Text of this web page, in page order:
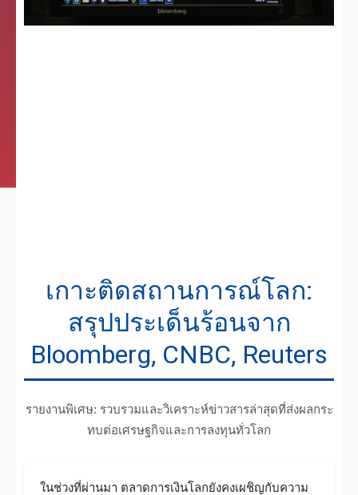
เกาะติดสถานการณ์โลก:
สรุปประเด็นร้อนจาก
Bloomberg, CNBC, Reuters
รายงานพิเศษ: รวบรวมและวิเคราะห์ข่าวสารล่าสุดที่ส่งผลกระ
ทบต่อเศรษฐกิจและการลงทุนทั่วโลก
ในช่วงที่ผ่านมา ตลาดการเงินโลกยังคงเผชิญกับความ